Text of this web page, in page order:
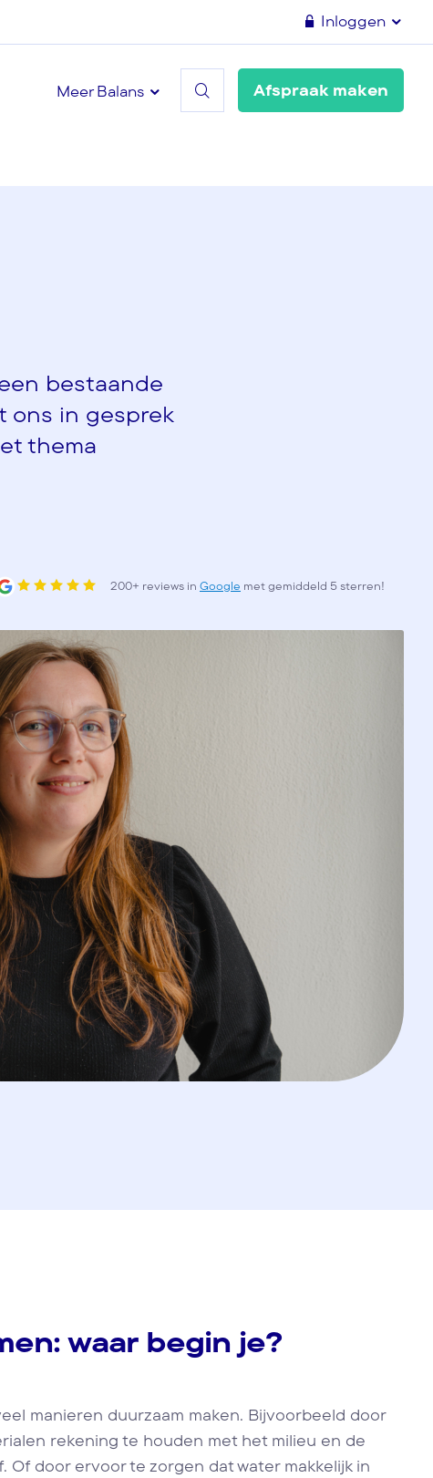
Inloggen
Afspraak maken
Meer Balans
bestaande
ons in gesprek
thema
200+ reviews in Google met gemiddeld 5 sterren!
waar begin je?
manieren duurzaam maken. Bijvoorbeeld door
rekening te houden met het milieu en de
Of door ervoor te zorgen dat water makkelijk in